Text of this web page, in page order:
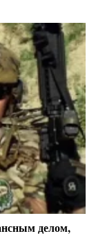
делом,